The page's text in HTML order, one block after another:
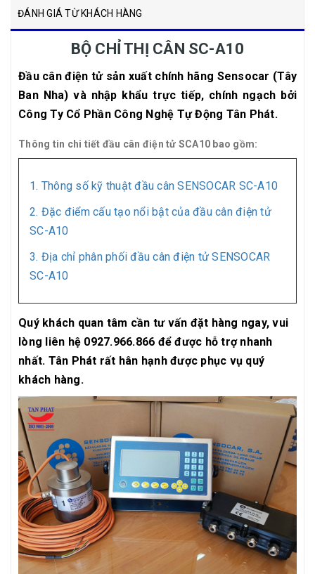
ĐÁNH GIÁ TỪ KHÁCH HÀNG
BỘ CHỈ THỊ CÂN SC-A10
Đầu cân điện tử sản xuất chính hãng Sensocar (Tây
Ban Nha) và nhập khẩu trực tiếp, chính ngạch bởi
Công Ty Cổ Phần Công Nghệ Tự Động Tân Phát.
Thông tin chi tiết đầu cân điện tử SCA10 bao gồm:
1. Thông số kỹ thuật đầu cân SENSOCAR SC-A10
2. Đặc điểm cấu tạo nổi bật của đầu cân điện tử
SC-A10
3. Địa chỉ phân phối đầu cân điện tử SENSOCAR
SC-A10
Quý khách quan tâm cần tư vấn đặt hàng ngay, vui
lòng liên hệ 0927.966.866 để được hỗ trợ nhanh
nhất. Tân Phát rất hân hạnh được phục vụ quý
khách hàng.